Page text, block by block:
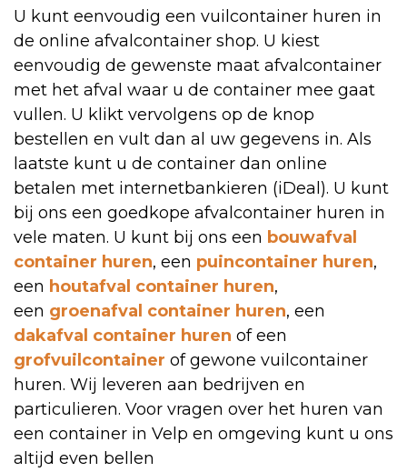
U kunt eenvoudig een vuilcontainer huren in
de online afvalcontainer shop. U kiest
eenvoudig de gewenste maat afvalcontainer
met het afval waar u de container mee gaat
vullen. U klikt vervolgens op de knop
bestellen en vult dan al uw gegevens in. Als
laatste kunt u de container dan online
betalen met internetbankieren (iDeal). U kunt
bij ons een goedkope afvalcontainer huren in
vele maten. U kunt bij ons een bouwafval
container huren, een puincontainer huren,
een houtafval container huren,
een groenafval container huren, een
dakafval container huren of een
grofvuilcontainer of gewone vuilcontainer
huren. Wij leveren aan bedrijven en
particulieren. Voor vragen over het huren van
een container in Velp en omgeving kunt u ons
altijd even bellen